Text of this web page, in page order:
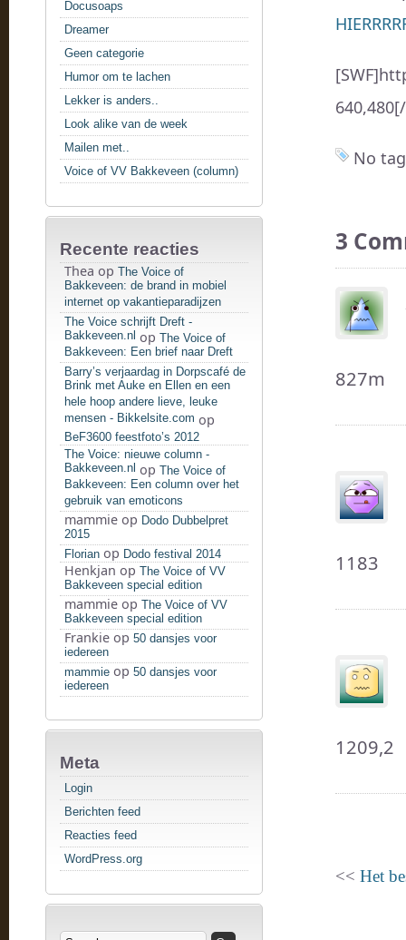
Docusoaps
Dreamer
Geen categorie
Humor om te lachen
Lekker is anders..
Look alike van de week
Mailen met..
Voice of VV Bakkeveen (column)
Recente reacties
Thea op The Voice of
Bakkeveen: de brand in mobiel
internet op vakantieparadijzen
The Voice schrijft Dreft -
Bakkeveen.nl op The Voice of
Bakkeveen: Een brief naar Dreft
Barry’s verjaardag in Dorpscafé de
Brink met Auke en Ellen en een
hele hoop andere lieve, leuke
mensen - Bikkelsite.com op
BeF3600 feestfoto’s 2012
The Voice: nieuwe column -
Bakkeveen.nl op The Voice of
Bakkeveen: Een column over het
gebruik van emoticons
mammie op Dodo Dubbelpret
2015
Florian op Dodo festival 2014
Henkjan op The Voice of VV
Bakkeveen special edition
mammie op The Voice of VV
Bakkeveen special edition
Frankie op 50 dansjes voor
iedereen
mammie op 50 dansjes voor
iedereen
Meta
Login
Berichten feed
Reacties feed
WordPress.org
No
3
827m
1183
1209,2
<< Het